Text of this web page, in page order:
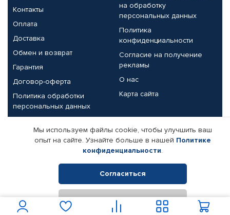
Контакты
Оплата
Доставка
Обмен и возврат
Гарантия
Договор-оферта
Политика обработки
персональных данных
на обработку
персональных данных
Политика
конфиденциальности
Согласие на получение
рекламы
О нас
Карта сайта
Партнерам
Корпоративным клиентам
Поставщикам
Реквизиты компании
© КАМАЗ ЦЕНТР ДОНЕЦК, 2015-2026. Все права защищены.
Интернет-магазин автомобильных товаров Автопрофи.
Мы используем файлы cookie, чтобы улучшить ваш
опыт на сайте. Узнайте больше в нашей Политике
конфиденциальности.
Согласиться
Отклонить